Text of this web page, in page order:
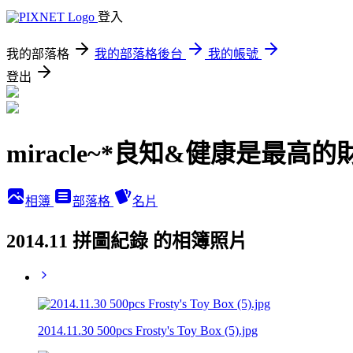
登入
我的部落格 我的部落格後台
我的帳號
登出
miracle~*良知&健康是最高的
相簿 部落格 名片
2014.11 拼圖紀錄 的相簿照片
2014.11.30 500pcs Frosty's Toy Box (5).jpg